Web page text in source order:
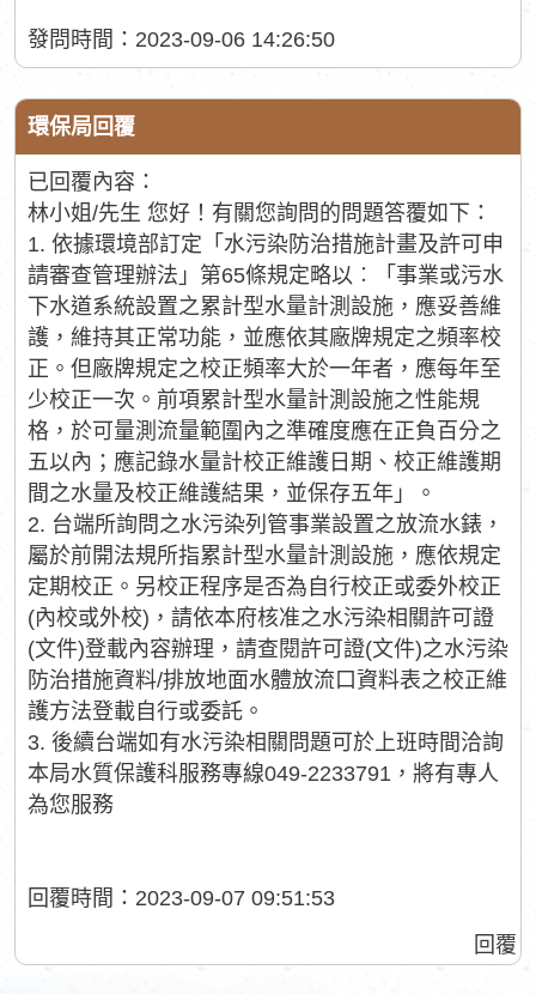
發問時間：2023-09-06 14:26:50
環保局回覆
已回覆內容：
林小姐/先生 您好！有關您詢問的問題答覆如下：
1. 依據環境部訂定「水污染防治措施計畫及許可申
請審查管理辦法」第65條規定略以︰「事業或污水
下水道系統設置之累計型水量計測設施，應妥善維
護，維持其正常功能，並應依其廠牌規定之頻率校
正。但廠牌規定之校正頻率大於一年者，應每年至
少校正一次。前項累計型水量計測設施之性能規
格，於可量測流量範圍內之準確度應在正負百分之
五以內；應記錄水量計校正維護日期、校正維護期
間之水量及校正維護結果，並保存五年」。
2. 台端所詢問之水污染列管事業設置之放流水錶，
屬於前開法規所指累計型水量計測設施，應依規定
定期校正。另校正程序是否為自行校正或委外校正
(內校或外校)，請依本府核准之水污染相關許可證
(文件)登載內容辦理，請查閱許可證(文件)之水污染
防治措施資料/排放地面水體放流口資料表之校正維
護方法登載自行或委託。
3. 後續台端如有水污染相關問題可於上班時間洽詢
本局水質保護科服務專線049-2233791，將有專人
為您服務
回覆時間：2023-09-07 09:51:53
回覆